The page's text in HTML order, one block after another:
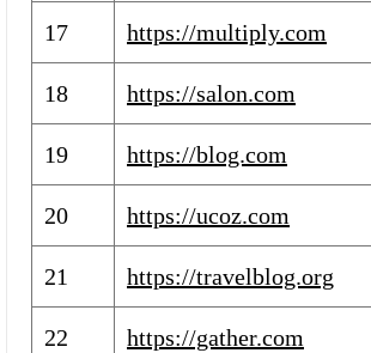
17 https://multiply.com
18 https://salon.com
19 https://blog.com
20 https://ucoz.com
21 https://travelblog.org
22 https://gather.com